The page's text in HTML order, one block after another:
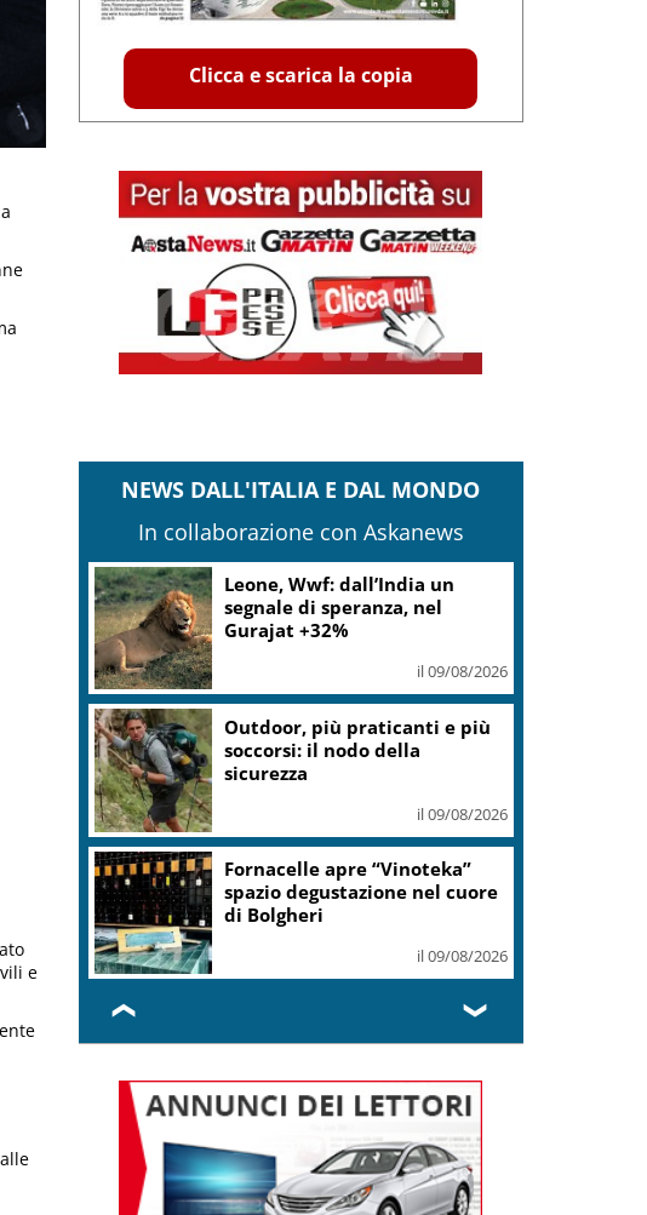
e
Clicca e scarica la copia
NEWS DALL'ITALIA E DAL MONDO
In collaborazione con Askanews
Leone, Wwf: dall’India un
segnale di speranza, nel
Gurajat +32%
il 09/08/2026
Outdoor, più praticanti e più
soccorsi: il nodo della
sicurezza
il 09/08/2026
Fornacelle apre “Vinoteka”
spazio degustazione nel cuore
di Bolgheri
il 09/08/2026
❮ ❯